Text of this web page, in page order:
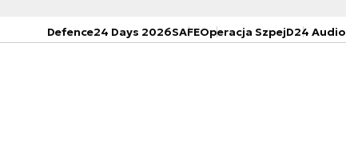
Defence24 Days 2026SAFEOperacja SzpejD24 Audio